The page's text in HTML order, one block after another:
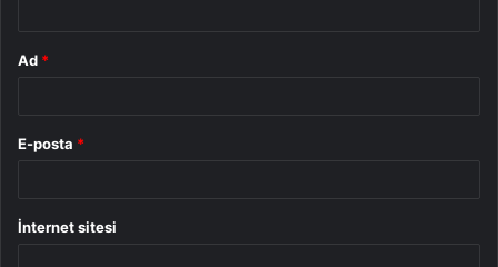
Ad *
E-posta *
İnternet sitesi